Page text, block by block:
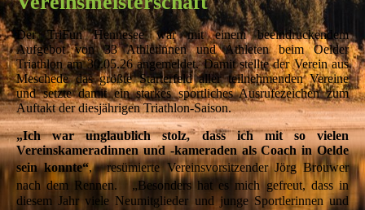
Der TriFun Hennesee war mit einem beeindruckendem
Aufgebot von 33 Athletinnen und Athleten beim Oelder
Triathlon am 30.05.26 angemeldet. Damit stellte der Verein aus
Meschede das größte Starterfeld aller teilnehmenden Vereine
und setzte damit ein starkes sportliches Ausrufezeichen zum
Auftakt der diesjährigen Triathlon-Saison.
„Ich war unglaublich stolz, dass ich mit so vielen
Vereinskameradinnen und -kameraden als Coach in Oelde
sein konnte“, resümierte Vereinsvorsitzender Jörg Brouwer
nach dem Rennen. „Besonders hat es mich gefreut, dass in
diesem Jahr viele Neumitglieder und junge Sportlerinnen und